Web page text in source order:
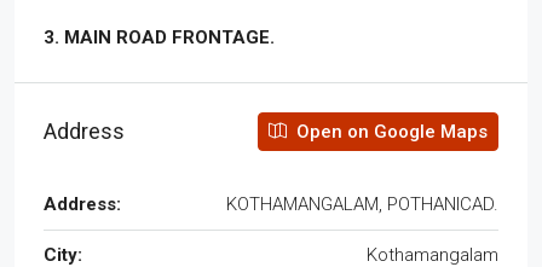
3. MAIN ROAD FRONTAGE.
Address Open on Google Maps
Address: KOTHAMANGALAM, POTHANICAD.
City: Kothamangalam